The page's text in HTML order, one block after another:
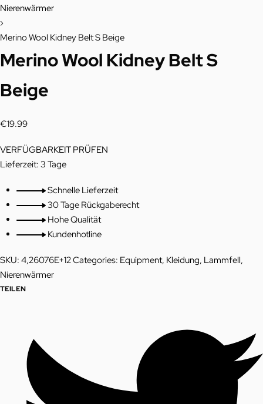
Nierenwärmer
›
Merino Wool Kidney Belt S Beige
Merino Wool Kidney Belt S
Beige
€19.99
VERFÜGBARKEIT PRÜFEN
Lieferzeit: 3 Tage
Schnelle Lieferzeit
30 Tage Rückgaberecht
Hohe Qualität
Kundenhotline
SKU: 4,26076E+12Categories: Equipment, Kleidung, Lammfell,
Nierenwärmer
TEILEN